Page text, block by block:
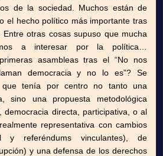
de la sociedad. Muchos están de
el hecho político más importante tras
otras cosas supuso que mucha
a interesar por la política…
asambleas tras el “No nos
democracia y no lo es”? Se
que tenía por centro no tanto una
sino una propuesta metodológica
democracia directa, participativa, o al
representativa con cambios
referéndums vinculantes), de
y una defensa de los derechos